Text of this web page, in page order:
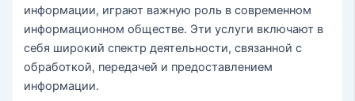
информации, играют важную роль в современном
информационном обществе. Эти услуги включают в
себя широкий спектр деятельности, связанной с
обработкой, передачей и предоставлением
информации.